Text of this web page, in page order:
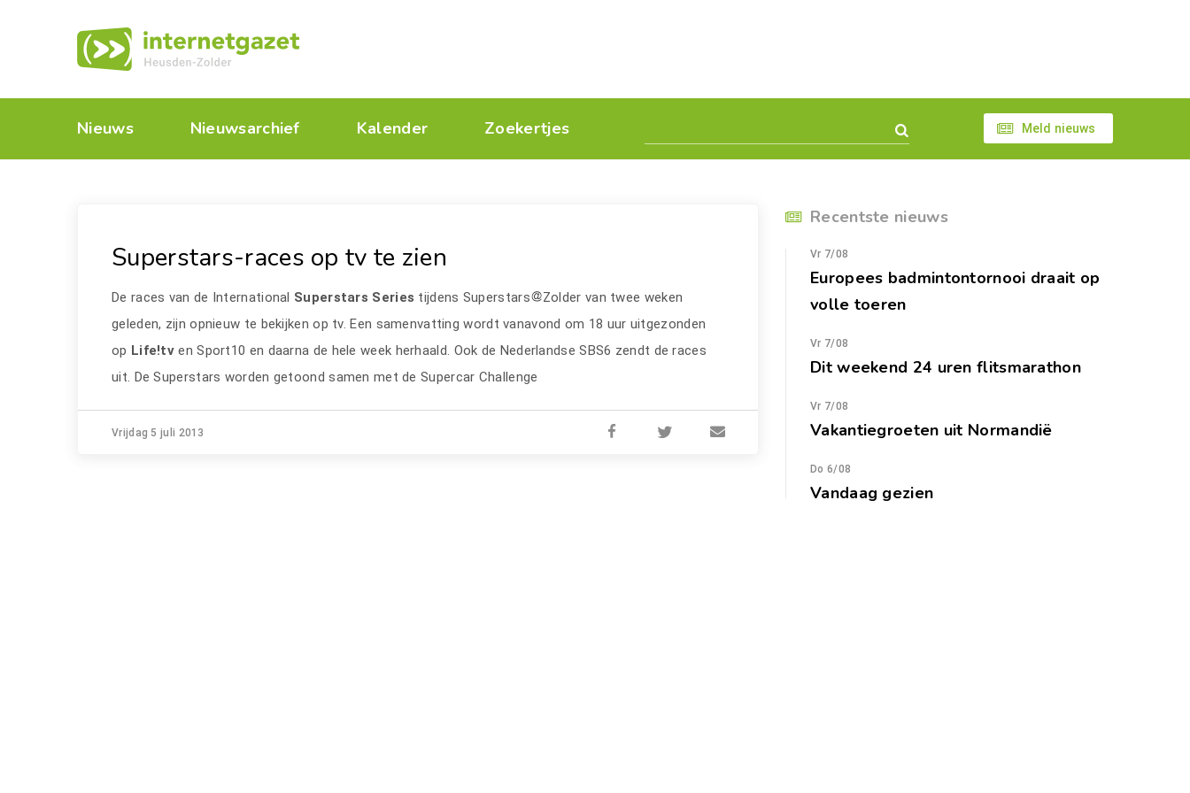
Nieuws Nieuwsarchief Kalender Zoekertjes Meld nieuws
Superstars-races op tv te zien
De races van de International Superstars Series tijdens Superstars
Zolder van twee weken
geleden, zijn opnieuw te bekijken op tv. Een samenvatting wordt vanavond om 18 uur uitgezonden
op Life!tv en Sport10 en daarna de hele week herhaald. Ook de Nederlandse SBS6 zendt de races
uit. De Superstars worden getoond samen met de Supercar Challenge
Vrijdag 5 juli 2013
Recentste nieuws
Vr 7/08
Europees badmintontornooi draait op
volle toeren
Vr 7/08
Dit weekend 24 uren flitsmarathon
Vr 7/08
Vakantiegroeten uit Normandië
Do 6/08
Vandaag gezien